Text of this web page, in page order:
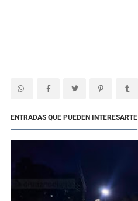
ENTRADAS QUE PUEDEN INTERESARTE